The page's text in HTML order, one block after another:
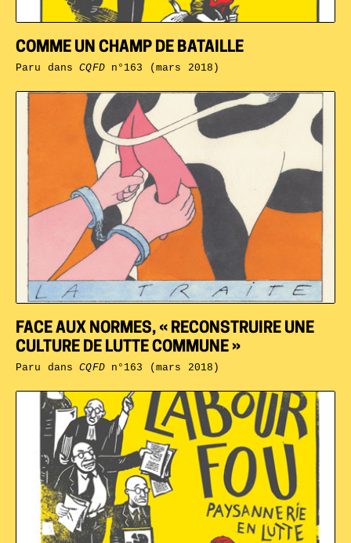
FACE AUX NORMES, « RECONSTRUIRE UNE
CULTURE DE LUTTE COMMUNE »
Paru dansCQFDn°163 (mars 2018)
COMME UN CHAMP DE BATAILLE
Paru dansCQFDn°163 (mars 2018)